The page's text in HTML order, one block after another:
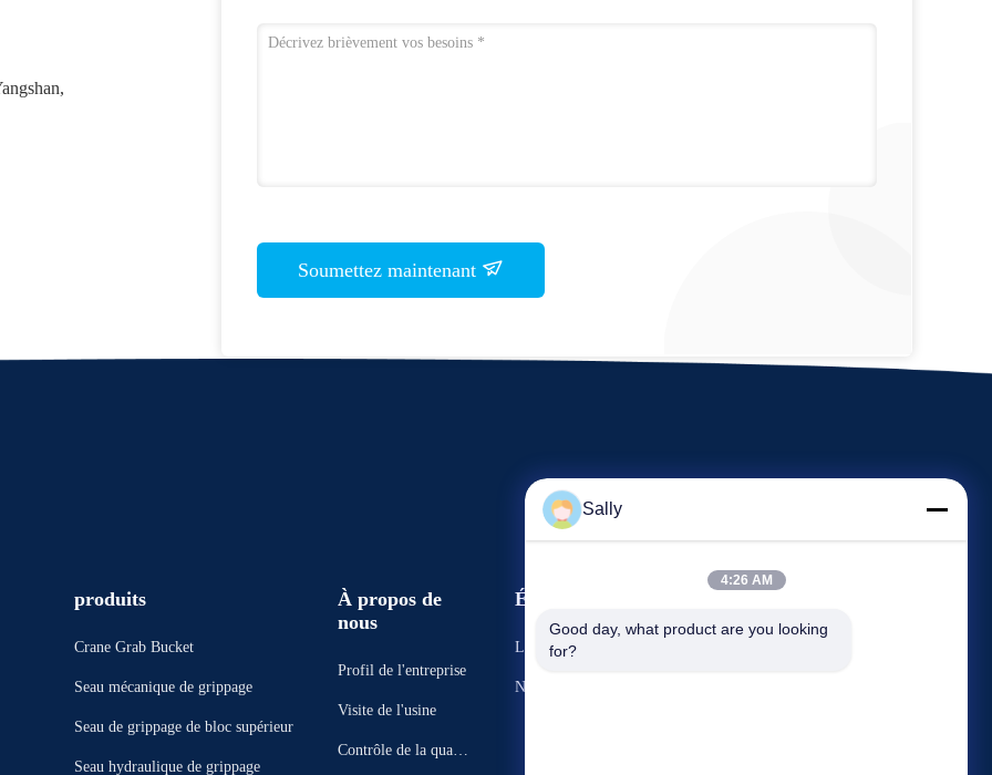
Soumettez maintenant
produits
Crane Grab Bucket
Seau mécanique de grippage
Seau de grippage de bloc supérieur
Seau hydraulique de grippage
À propos de
nous
Profil de l'entreprise
Visite de l'usine
Contrôle de la qualit
Événements
Les affaires
Nouvelles
Sally
4:26 AM
Good day, what product are you looking
for?